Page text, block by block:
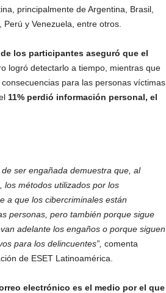
principalmente de Argentina, Brasil,
y Venezuela, entre otros.
de los participantes aseguró que el
logró detectarlo a tiempo, mientras que
para las personas víctimas
11% perdió información personal, el
ser engañada demuestra que, al
los métodos utilizados por los
a que los cibercriminales están
personas, pero también porque sigue
adelante los engaños o porque siguen
para los delincuentes”, comenta
de ESET Latinoamérica.
electrónico es el medio por el que